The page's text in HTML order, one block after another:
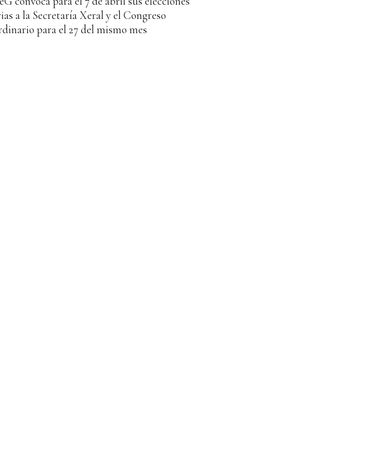
a la Secretaría Xeral y el Congreso
para el 27 del mismo mes